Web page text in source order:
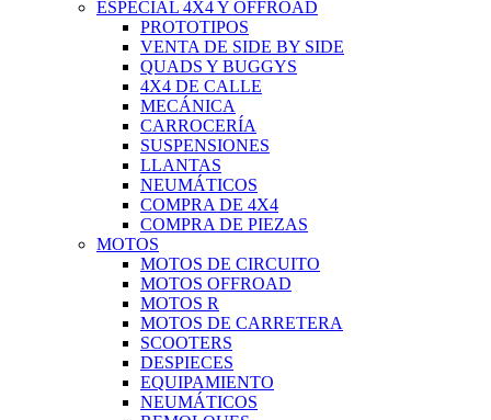
ESPECIAL 4X4 Y OFFROAD
PROTOTIPOS
VENTA DE SIDE BY SIDE
QUADS Y BUGGYS
4X4 DE CALLE
MECÁNICA
CARROCERÍA
SUSPENSIONES
LLANTAS
NEUMÁTICOS
COMPRA DE 4X4
COMPRA DE PIEZAS
MOTOS
MOTOS DE CIRCUITO
MOTOS OFFROAD
MOTOS R
MOTOS DE CARRETERA
SCOOTERS
DESPIECES
EQUIPAMIENTO
NEUMÁTICOS